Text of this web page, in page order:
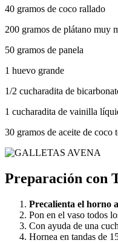
40 gramos de coco rallado
200 gramos de plátano muy
50 gramos de panela
1 huevo grande
1/2 cucharadita de
1 cucharadita de vainilla
30 gramos de aceite de coco
Preparación con
Precalienta el horno
Pon en el vaso todos
Con ayuda de una
Hornea en tandas de